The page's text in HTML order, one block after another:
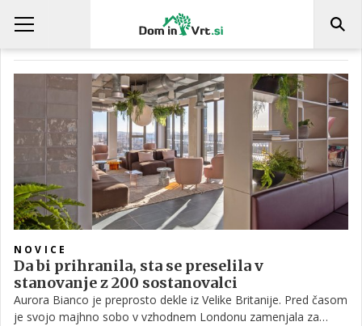
STANOVANJSKA SKUPNOST
NOVICE
Da bi prihranila, sta se preselila v
stanovanje z 200 sostanovalci
Aurora Bianco je preprosto dekle iz Velike Britanije. Pred časom
je svojo majhno sobo v vzhodnem Londonu zamenjala za